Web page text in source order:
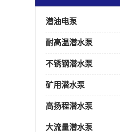
潜油电泵
耐高温潜水泵
不锈钢潜水泵
矿用潜水泵
高扬程潜水泵
大流量潜水泵